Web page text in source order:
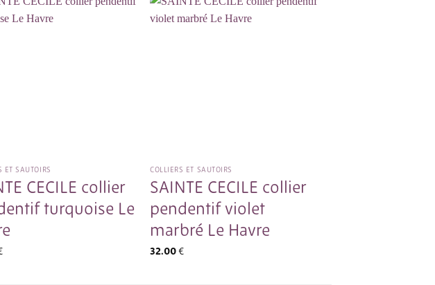
ET SAUTOIRS
CECILE collier
turquoise Le
COLLIERS ET SAUTOIRS
SAINTE CECILE collier
pendentif violet
marbré Le Havre
32.00€